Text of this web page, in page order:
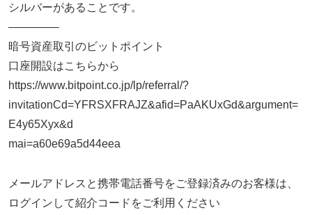
シルバーがあることです。
————–
暗号資産取引のビットポイント
口座開設はこちらから
https://www.bitpoint.co.jp/lp/referral/?
invitationCd=YFRSXFRAJZ&afid=PaAKUxGd&argument=
E4y65Xyx&d
mai=a60e69a5d44eea
メールアドレスと携帯電話番号をご登録済みのお客様は、
ログインして紹介コードをご利用ください